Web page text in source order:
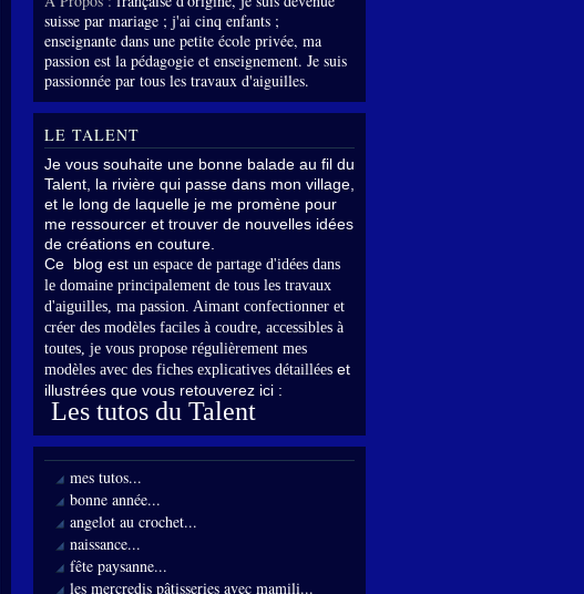
suisse par mariage ; j'ai cinq enfants ;
enseignante dans une petite école privée, ma
passion est la pédagogie et enseignement. Je suis
passionnée par tous les travaux d'aiguilles.
LE TALENT
Je vous souhaite une bonne balade au fil du
Talent, la rivière qui passe dans mon village,
et le long de laquelle je me promène pour
me ressourcer et trouver de nouvelles idées
de créations en couture.
Ce blog est un espace de partage d'idées dans
le domaine principalement de tous les travaux
d'aiguilles, ma passion. Aimant confectionner et
créer des modèles faciles à coudre, accessibles à
toutes, je vous propose régulièrement mes
modèles avec des fiches explicatives détaillées et
illustrées que vous retouverez ici :
Les tutos du Talent
mes tutos...
bonne année...
angelot au crochet...
naissance...
fête paysanne...
les mercredis pâtisseries avec mamili...